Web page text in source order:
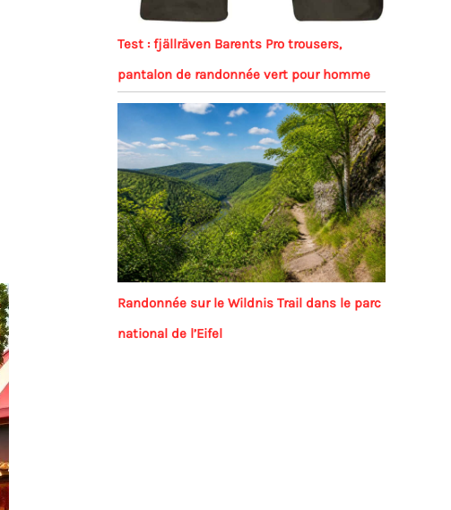
Test : fjällräven Barents Pro trousers,
pantalon de randonnée vert pour homme
Randonnée sur le Wildnis Trail dans le parc
national de l’Eifel